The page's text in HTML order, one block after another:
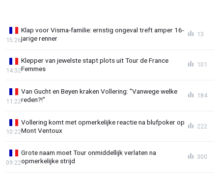
Klap voor Visma-familie: ernstig ongeval treft amper 16-
jarige renner
15:26
13
Klepper van jewelste stapt plots uit Tour de France
Femmes
14:32
101
Van Gucht en Beyen kraken Vollering: "Vanwege welke
reden?!"
11:22
184
Vollering komt met opmerkelijke reactie na blufpoker op
Mont Ventoux
10:22
222
Grote naam moet Tour onmiddellijk verlaten na
opmerkelijke strijd
09:22
300